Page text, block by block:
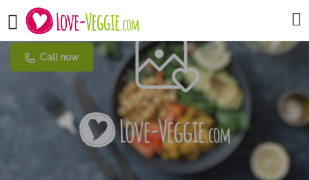
Loco
Call now